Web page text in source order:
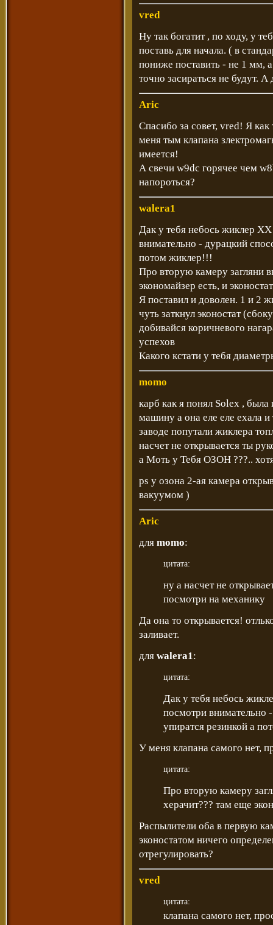
vred
Ну так богатит , по ходу, у
поставь для начала. ( в
пониже поставить - не 1 мм,
точно засираться не будут.
Aric
Спасибо за совет, vred! Я
меня тым клапана
имеется!
А свечи w9dc горячее чем
напороться?
walera1
Дак у тебя небось жиклер
внимательно - дурацкий
потом жиклер!!!
Про вторую камеру загляни
экономайзер есть, и
Я поставил и доволен. 1 и 2
чуть заткнул эконостат
добивайся коричневого
успехов
Какого кстати у тебя
momo
карб как я понял Solex , была
машину а она еле еле ехала
заводе попутали жиклера
насчет не открывается ты
а Моть у Тебя ОЗОН ???..
ps у озона 2-ая камера
вакуумом )
Aric
для momo:
цитата:
ну а насчет не
посмотри на механику
Да она то открывается!
заливает.
для walera1:
цитата:
Дак у тебя небось
посмотри внимательно
упиратся резинкой а
У меня клапана самого нет,
цитата:
Про вторую камеру
херачит??? там еще
Распылители оба в первую
эконостатом ничего
отрегулировать?
vred
цитата:
клапана самого нет,